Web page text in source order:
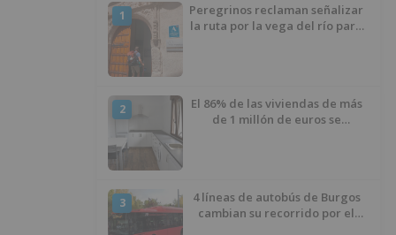
1
Peregrinos reclaman señalizar
la ruta por la vega del río para
2
El 86% de las viviendas de más
de 1 millón de euros se
3
4 líneas de autobús de Burgos
cambian su recorrido por el